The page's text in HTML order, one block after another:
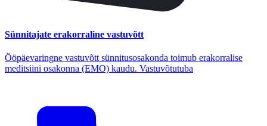
Sünnitajate erakorraline vastuvõtt
Ööpäevaringne vastuvõtt sünnitusosakonda toimub erakorralise
meditsiini osakonna (EMO) kaudu. Vastuvõtutuba